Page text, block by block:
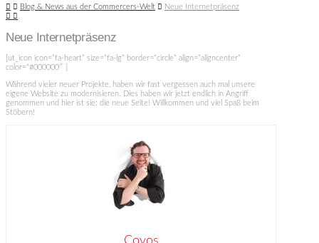
HomeBlog & News aus der Commercers-Welt Neue Internetpräsenz
Neue Internetpräsenz
[ut_icon icon=“fa-heart“ size=“fa-lg“ border=“circle“ align=“aligncenter“
color=“#000000″ ]
Während vieler neuer Projekte, haben wir fast vergessen auch mal unsere
eigene Website zu modernisieren. Dies haben wir jetzt endlich in Angriff
genommen und hier ist sie: die neue Seite! Willkommen und viel Spaß beim
Stöbern!